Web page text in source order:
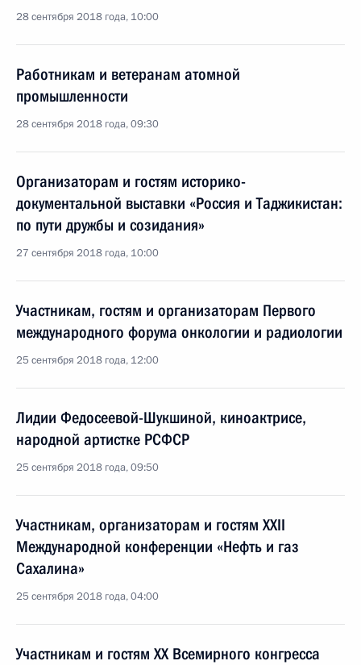
28 сентября 2018 года, 10:00
Работникам и ветеранам атомной
промышленности
28 сентября 2018 года, 09:30
Организаторам и гостям историко-
документальной выставки «Россия и Таджикистан:
по пути дружбы и созидания»
27 сентября 2018 года, 10:00
Участникам, гостям и организаторам Первого
международного форума онкологии и радиологии
25 сентября 2018 года, 12:00
Лидии Федосеевой-Шукшиной, киноактрисе,
народной артистке РСФСР
25 сентября 2018 года, 09:50
Участникам, организаторам и гостям XXII
Международной конференции «Нефть и газ
Сахалина»
25 сентября 2018 года, 04:00
Участникам и гостям XX Всемирного конгресса